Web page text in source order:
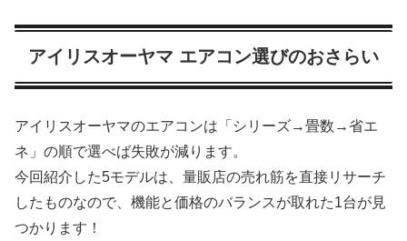
アイリスオーヤマ エアコン選びのおさらい
アイリスオーヤマのエアコンは「シリーズ→畳数→省エ
ネ」の順で選べば失敗が減ります。
今回紹介した5モデルは、量販店の売れ筋を直接リサーチ
したものなので、機能と価格のバランスが取れた1台が見
つかります！